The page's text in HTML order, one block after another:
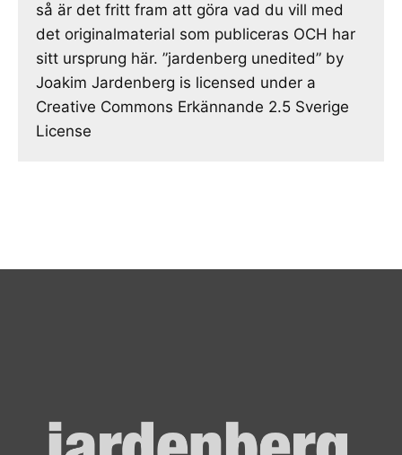
så är det fritt fram att göra vad du vill med
det originalmaterial som publiceras OCH har
sitt ursprung här. ”jardenberg unedited” by
Joakim Jardenberg is licensed under a
Creative Commons Erkännande 2.5 Sverige
License